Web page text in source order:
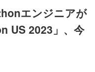
エンジニアが
US 2023」、今